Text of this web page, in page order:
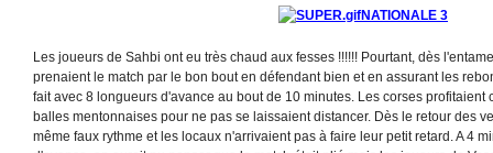
NATIONALE 3
Les joueurs de Sahbi ont eu très chaud aux fesses !!!!!! Pourtant, dès
prenaient le match par le bon bout en défendant bien et en assurant les
fait avec 8 longueurs d'avance au bout de 10 minutes. Les corses
balles mentonnaises pour ne pas se laissaient distancer. Dès le retour des
même faux rythme et les locaux n'arrivaient pas à faire leur petit retard. A 4